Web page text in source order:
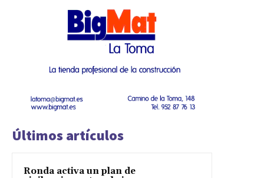
Últimos artículos
Ronda activa un plan de